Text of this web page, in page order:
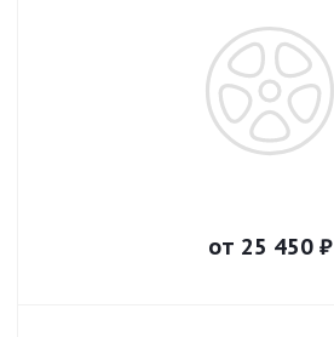
от 25 450₽